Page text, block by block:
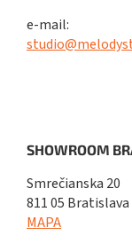
e-mail:
SHOWROOM
Smrečianska 20
811 05 Bratislava
MAPA